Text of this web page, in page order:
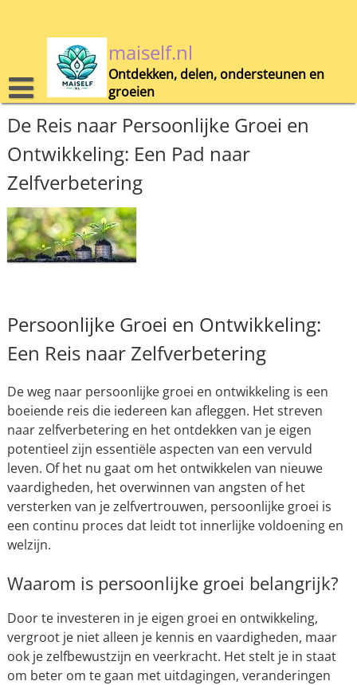
maiself.nl
Ontdekken, delen, ondersteunen en
groeien
De Reis naar Persoonlijke Groei en
Ontwikkeling: Een Pad naar
Zelfverbetering
Persoonlijke Groei en Ontwikkeling:
Een Reis naar Zelfverbetering
De weg naar persoonlijke groei en ontwikkeling is een
boeiende reis die iedereen kan afleggen. Het streven
naar zelfverbetering en het ontdekken van je eigen
potentieel zijn essentiële aspecten van een vervuld
leven. Of het nu gaat om het ontwikkelen van nieuwe
vaardigheden, het overwinnen van angsten of het
versterken van je zelfvertrouwen, persoonlijke groei is
een continu proces dat leidt tot innerlijke voldoening en
welzijn.
Waarom is persoonlijke groei belangrijk?
Door te investeren in je eigen groei en ontwikkeling,
vergroot je niet alleen je kennis en vaardigheden, maar
ook je zelfbewustzijn en veerkracht. Het stelt je in staat
om beter om te gaan met uitdagingen, veranderingen